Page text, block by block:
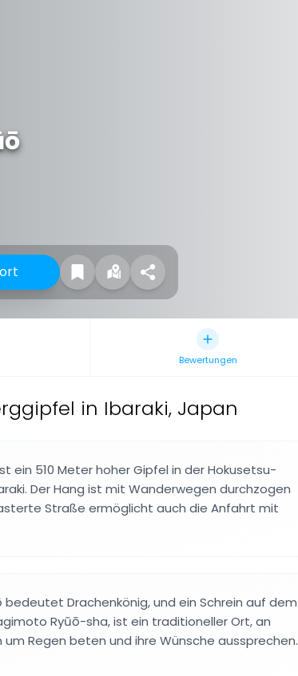
Bewertungen
in Ibaraki, Japan
ein 510 Meter hoher Gipfel in der Hokusetsu-
Der Hang ist mit Wanderwegen durchzogen
Straße ermöglicht auch die Anfahrt mit
bedeutet Drachenkönig, und ein Schrein auf dem
Ryūō-sha, ist ein traditioneller Ort, an
um Regen beten und ihre Wünsche aussprechen.